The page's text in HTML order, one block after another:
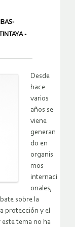
TINTAYA -
Desde
hace
varios
años se
viene
generan
do en
organis
mos
internaci
onales,
sobre la
protección y el
tema no ha